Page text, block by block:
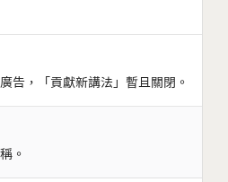
告，「貢獻新講法」暫且關閉。
。